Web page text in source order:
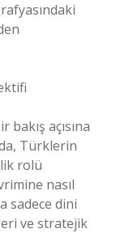
açısına
Türklerin
rolü
nasıl
sadece dini
ve stratejik